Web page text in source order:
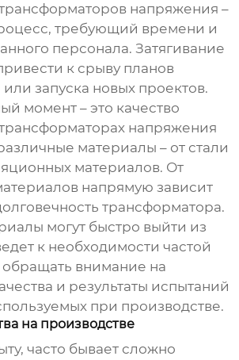
напряжения –
требующий времени и
персонала. Затягивание
к срыву планов
запуска новых проектов.
момент – это качество
напряжения
материалы – от стали
материалов. От
напрямую зависит
трансформатора.
могут быстро выйти из
к необходимости частой
внимание на
и результаты испытаний
при производстве.
на производстве
часто бывает сложно